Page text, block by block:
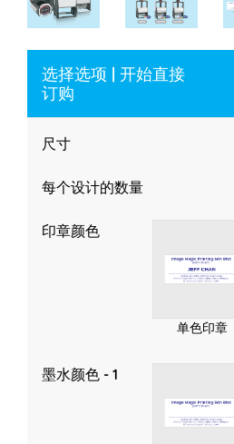
选择选项 | 开始直接
订购
尺寸
每个设计的数量
印章颜色
单色印章
墨水颜色 - 1